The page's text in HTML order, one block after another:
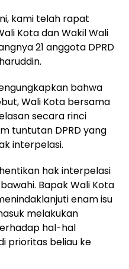
kami telah rapat
Kota dan Wakil Wali
21 anggota DPRD
bahwa
Wali Kota bersama
secara rinci
tuntutan DPRD yang
interpelasi.
hak interpelasi
Bapak Wali Kota
enam isu
melakukan
hal-hal
prioritas beliau ke